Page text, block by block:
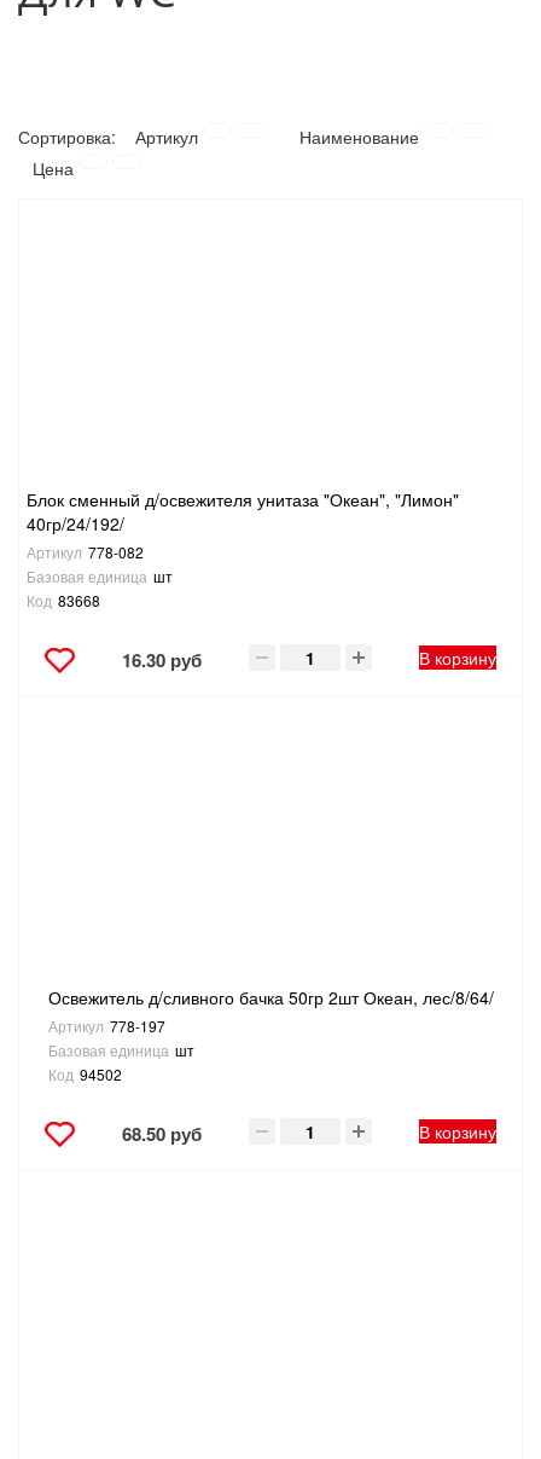
ЛАКОКРАСОЧНЫЕ МАТЕРИАЛЫ
СНЕГОУБОРОЧНЫЙ ИНВЕНТАРЬ
СТРЕМЯНКИ,ЛЕСТНИЦЫ
ЭЛЕКТРОМОНТАЖНЫЕ ТОВАРЫ, СВЕТОТЕХНИКА
Сортировка: Артикул
Наименование
Цена
Блок сменный д/освежителя унитаза "Океан", "Лимон"
40гр/24/192/
Артикул 778-082
Базовая единица шт
Код 83668
16.30 руб В корзину
Освежитель д/сливного бачка 50гр 2шт Океан, лес/8/64/
Артикул 778-197
Базовая единица шт
Код 94502
68.50 руб В корзину